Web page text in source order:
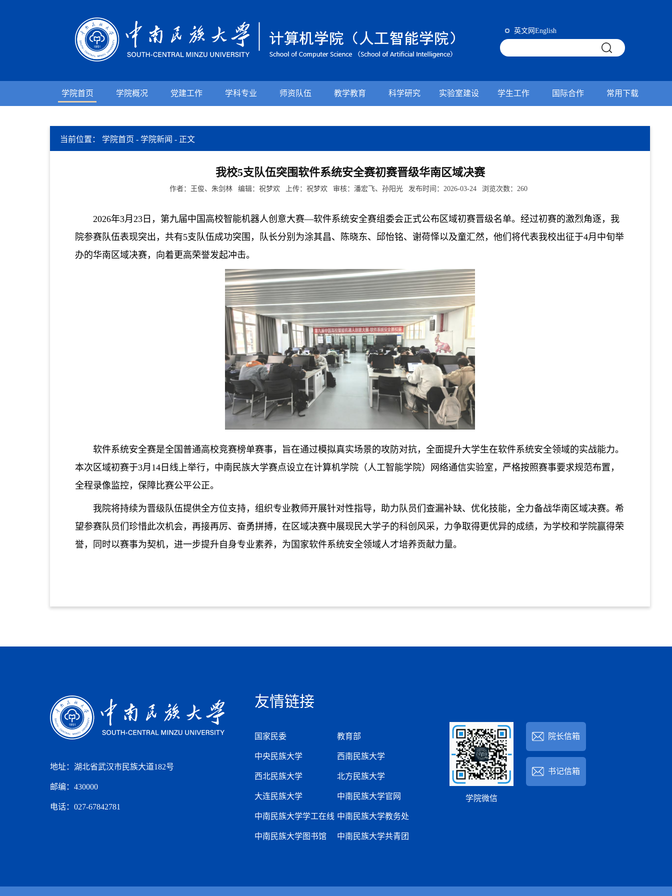
英文网English
学院首页 学院概况 党建工作 学科专业 师资队伍 教学教育 科学研究 实验室建设 学生工作 国际合作 常用下载
当前位置： 学院首页 - 学院新闻 - 正文
我校5支队伍突围软件系统安全赛初赛晋级华南区域决赛
作者：王俊、朱剑林 编辑：祝梦欢 上传：祝梦欢 审核：潘宏飞、孙阳光 发布时间：2026-03-24 浏览次数： 260
2026年3月23日， 第九届中国高校智能机器人创意大赛—软件系统安全赛组委会正式公布区域初赛晋级名单。经过初赛的激烈角逐，我
院参赛队伍表现突出，共有5支队伍成功突围 ， 队长分别为涂其昌、 陈晓东、 邱怡铭、 谢荷怿以及童汇然， 他们 将代表我校出征于4月中旬举
办的华南区域决赛，向着更高荣誉发起冲击。
软件系统安全赛是全国普通高校竞赛榜单赛事，旨在通过模拟真实场景的攻防对抗，全面提升大学生在软件系统安全领域的实战能力。
本次区域初赛于3月14日线上举行，中南民族大学赛点设立在计算机学院（人工智能学院） 网络通信实验室 ，严格按照赛事要求规范布置，
全程录像监控，保障比赛公平公正。
我院将持续为晋级队伍提供全方位支持，组织专业教师开展针对性指导，助力队员们查漏补缺、优化技能，全力备战华南区域决赛。希
望参赛队员们珍惜此次机会，再接再厉、奋勇拼搏，在区域决赛中展现民大学子的科创风采，力争取得更优异的成绩，为学校和学院赢得荣
誉，同时以赛事为契机，进一步提升自身专业素养，为国家软件系统安全领域人才培养贡献力量。
地址：湖北省武汉市民族大道182号
邮编：430000
电话：027-67842781
友情链接
国家民委 教育部
中央民族大学 西南民族大学
西北民族大学 北方民族大学
大连民族大学 中南民族大学官网
中南民族大学学工在线 中南民族大学教务处
中南民族大学图书馆 中南民族大学共青团
学院微信
院长信箱
书记信箱